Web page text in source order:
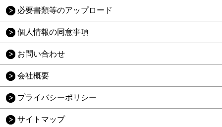
必要書類等のアップロード
個人情報の同意事項
お問い合わせ
会社概要
プライバシーポリシー
サイトマップ